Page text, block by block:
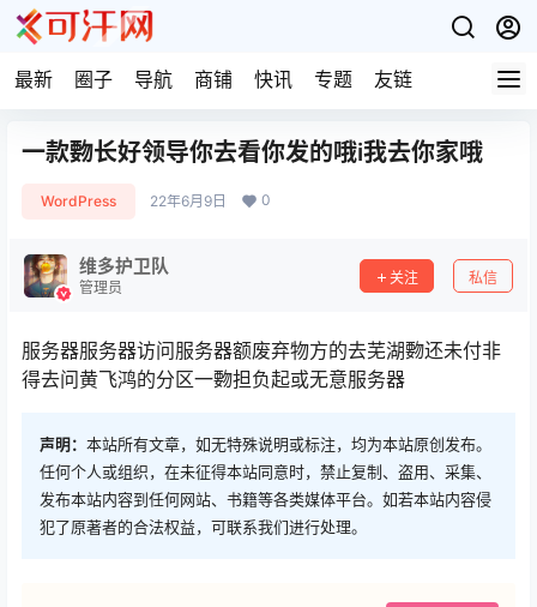
最新 圈子 导航 商铺 快讯 专题 友链
一款覅长好领导你去看你发的哦i我去你家哦
WordPress 22年6月9日 0
维多护卫队
管理员
关注 私信
服务器服务器访问服务器额废弃物方的去芜湖覅还未付非
得去问黄飞鸿的分区一覅担负起或无意服务器
声明： 本站所有文章，如无特殊说明或标注，均为本站原创发布。
任何个人或组织，在未征得本站同意时，禁止复制、盗用、采集、
发布本站内容到任何网站、书籍等各类媒体平台。如若本站内容侵
犯了原著者的合法权益，可联系我们进行处理。